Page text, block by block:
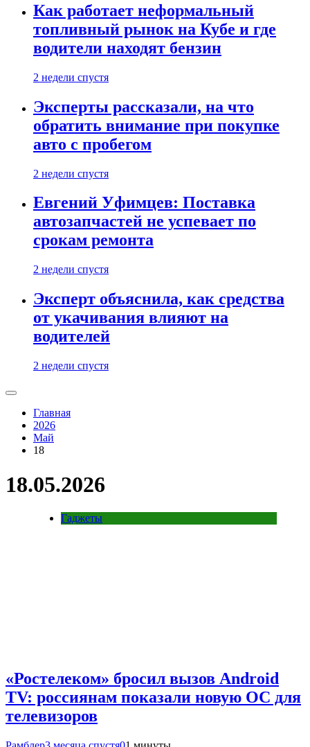
Как работает неформальный
топливный рынок на Кубе и где
водители находят бензин
2 недели спустя
Эксперты рассказали, на что
обратить внимание при покупке
авто с пробегом
2 недели спустя
Евгений Уфимцев: Поставка
автозапчастей не успевает по
срокам ремонта
2 недели спустя
Эксперт объяснила, как средства
от укачивания влияют на
водителей
2 недели спустя
Главная
2026
Май
18
18.05.2026
Гаджеты
«Ростелеком» бросил вызов Android
TV: россиянам показали новую ОС для
телевизоров